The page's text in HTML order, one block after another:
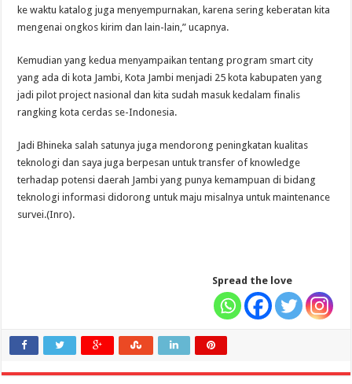
ke waktu katalog juga menyempurnakan, karena sering keberatan kita
mengenai ongkos kirim dan lain-lain,” ucapnya.
Kemudian yang kedua menyampaikan tentang program smart city
yang ada di kota Jambi, Kota Jambi menjadi 25 kota kabupaten yang
jadi pilot project nasional dan kita sudah masuk kedalam finalis
rangking kota cerdas se-Indonesia.
Jadi Bhineka salah satunya juga mendorong peningkatan kualitas
teknologi dan saya juga berpesan untuk transfer of knowledge
terhadap potensi daerah Jambi yang punya kemampuan di bidang
teknologi informasi didorong untuk maju misalnya untuk maintenance
survei.(Inro).
Spread the love